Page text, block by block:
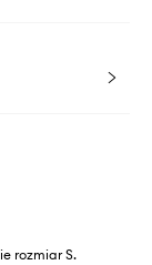
rozmiar S.